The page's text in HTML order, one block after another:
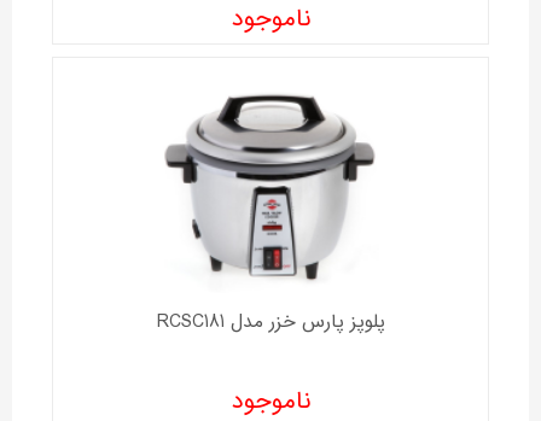
ناموجود
پلوپز پارس خزر مدل RCSC181
ناموجود